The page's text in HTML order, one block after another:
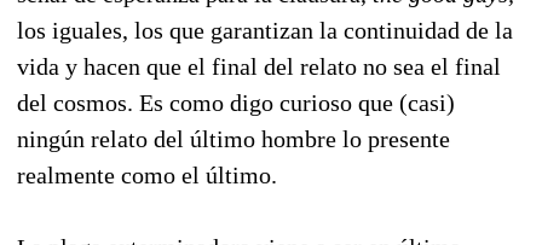
los iguales, los que garantizan la continuidad de la
vida y hacen que el final del relato no sea el final
del cosmos. Es como digo curioso que (casi)
ningún relato del último hombre lo presente
realmente como el último.